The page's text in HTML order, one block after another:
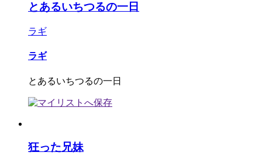
とあるいちつるの一日
ラギ
ラギ
とあるいちつるの一日
狂った兄妹